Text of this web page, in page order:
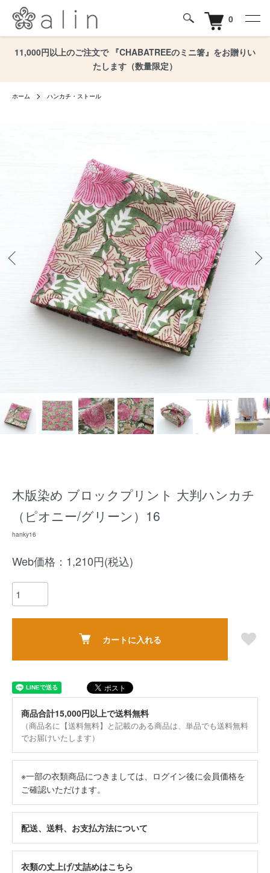
0
11,000円以上のご注文で 『CHABATREEのミニ箸』をお贈りい
たします（数量限定）
ホーム ハンカチ・ストール
木版染め ブロックプリント 大判ハンカチ
（ピオニー/グリーン）16
hanky16
Web価格：1,210円(税込)
カートに入れる
商品合計15,000円以上で送料無料
（商品名に【送料無料】と記載のある商品は、単品でも送料無料
でお届けいたします）
※一部の衣類商品につきましては、ログイン後に会員価格を
ご確認いただけます。
配送、送料、お支払方法について
衣類の丈上げ/丈詰めはこちら